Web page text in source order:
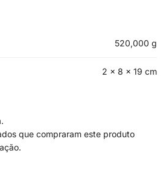
520,000 g
2 × 8 × 19 cm
que compraram este produto